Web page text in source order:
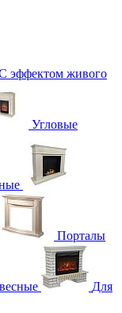
эффектом живого
Угловые
Порталы
Для